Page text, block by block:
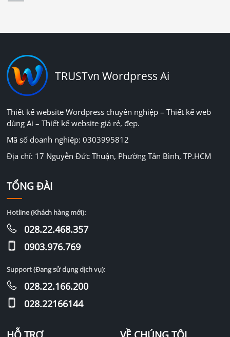
TRUSTvn Wordpress Ai
Thiết kế website Wordpress chuyên nghiệp – Thiết kế web
dùng Ai – Thiết kế website giá rẻ, đẹp.
Mã số doanh nghiệp: 0303995812
Địa chỉ: 17 Nguyễn Đức Thuận, Phường Tân Bình, TP.HCM
TỔNG ĐÀI
Hotline (Khách hàng mới):
028.22.468.357
0903.976.769
Support (Đang sử dụng dịch vụ):
028.22.166.200
028.22166144